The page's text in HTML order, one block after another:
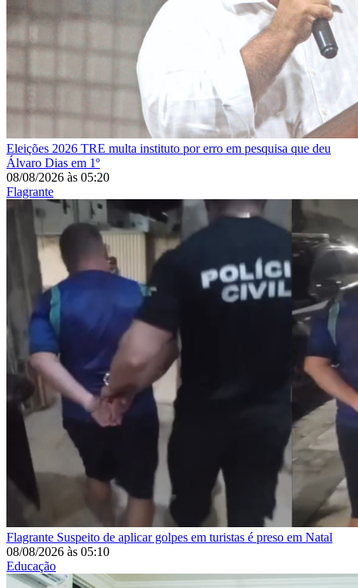
Eleições 2026 TRE multa instituto por erro em pesquisa que deu
Álvaro Dias em 1º
08/08/2026 às 05:20
Flagrante
Flagrante Suspeito de aplicar golpes em turistas é preso em Natal
08/08/2026 às 05:10
Educação